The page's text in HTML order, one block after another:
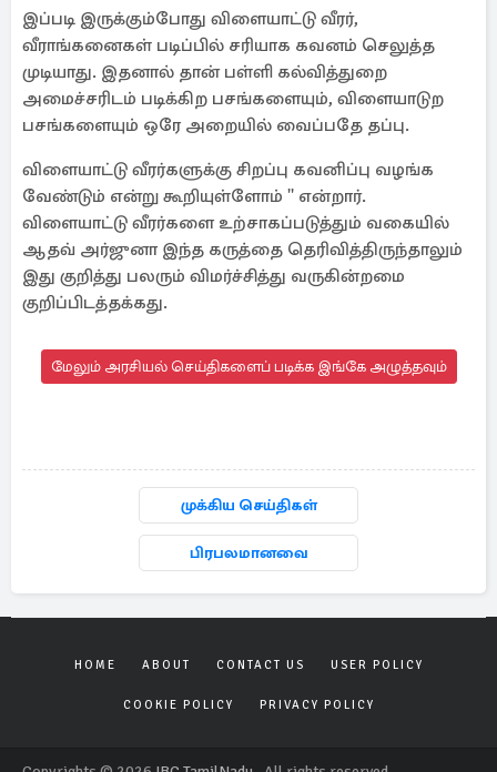
இப்படி இருக்கும்போது விளையாட்டு வீரர்,
வீராங்கனைகள் படிப்பில் சரியாக கவனம் செலுத்த
முடியாது. இதனால் தான் பள்ளி கல்வித்துறை
அமைச்சரிடம் படிக்கிற பசங்களையும், விளையாடுற
பசங்களையும் ஒரே அறையில் வைப்பதே தப்பு.
விளையாட்டு வீரர்களுக்கு சிறப்பு கவனிப்பு வழங்க
வேண்டும் என்று கூறியுள்ளோம் '' என்றார்.
விளையாட்டு வீரர்களை உற்சாகப்படுத்தும் வகையில்
ஆதவ் அர்ஜுனா இந்த கருத்தை தெரிவித்திருந்தாலும்
இது குறித்து பலரும் விமர்ச்சித்து வருகின்றமை
குறிப்பிடத்தக்கது.
மேலும் அரசியல் செய்திகளைப் படிக்க இங்கே அழுத்தவும்
முக்கிய செய்திகள்
பிரபலமானவை
HOME ABOUT CONTACT US USER POLICY
COOKIE POLICY PRIVACY POLICY